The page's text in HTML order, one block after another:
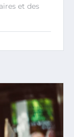
et des